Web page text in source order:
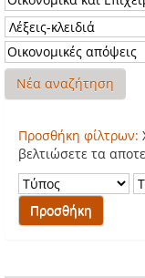
Νέα αναζήτηση
Προσθήκη φίλτρων:
βελτιώσετε τα